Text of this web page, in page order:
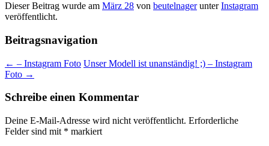
Dieser Beitrag wurde am März 28 von beutelnagerunterInstagram
veröffentlicht.
Beitragsnavigation
← – Instagram Foto Unser Modell ist unanständig! ;) – Instagram
Foto →
Schreibe einen Kommentar
Deine E-Mail-Adresse wird nicht veröffentlicht. Erforderliche
Felder sind mit * markiert